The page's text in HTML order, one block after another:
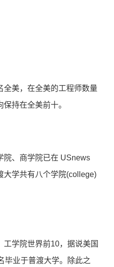
全美，在全美的工程师数量
持在全美前十。
院、商学院已在 USnews
大学共有八个学院(college)
学院世界前10，据说美国
毕业于普渡大学。除此之